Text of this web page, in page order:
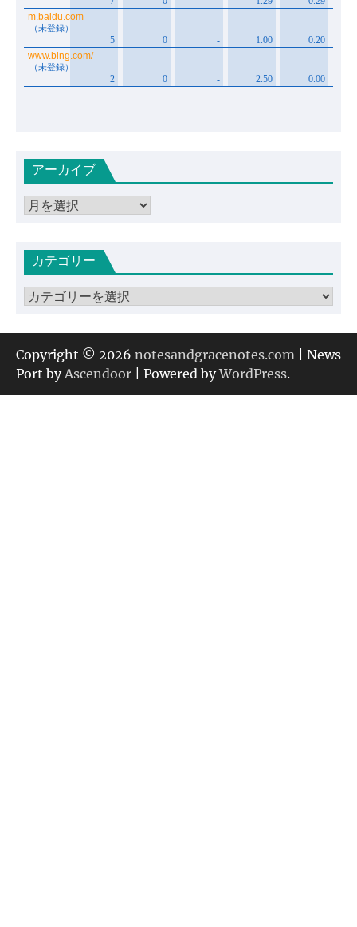
アーカイブ
ア
イカテゴリー
カ
ゴ
リ
ー
Copyright © 2026 notesandgracenotes.com | News
Port by Ascendoor | Powered byWordPress.